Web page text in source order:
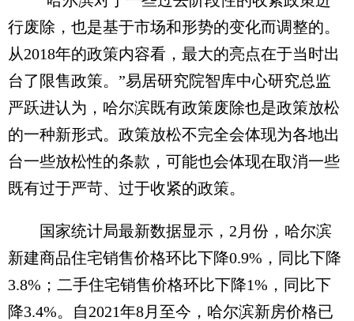
行废除，也是基于市场和形势的变化而调整的。
从2018年的政策内容看，最大的亮点在于当时出
台了限售政策。”易居研究院智库中心研究总监
严跃进认为，哈尔滨既有政策废除也是政策放松
的一种新形式。政策放松不完全会体现为各地出
台一些放松性的条款，可能也会体现在取消一些
既有过于严苛、过于收紧的政策。
国家统计局最新数据显示，2月份，哈尔滨
新建商品住宅销售价格环比下降0.9%，同比下降
3.8%；二手住宅销售价格环比下降1%，同比下
降3.4%。自2021年8月至今，哈尔滨新房价格已